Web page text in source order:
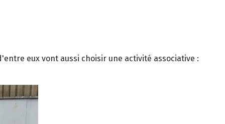
eux vont aussi choisir une activité associative :